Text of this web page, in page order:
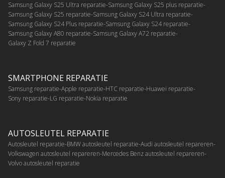
Samsung Galaxy S25 Ultra reparatie Samsung Galaxy S25 plus reparatie
Samsung Galaxy S25 reparatie Samsung Galaxy S24 Ultra reparatie
Samsung Galaxy S24 Plus reparatie Samsung Galaxy S24 reparatie
Samsung Galaxy A80 reparatie Samsung Galaxy A72 reparatie
Galaxy Z Fold 7 reparatie
SMARTPHONE REPARATIE
Samsung reparatie Apple reparatie HTC reparatie Huawei reparatie
Sony reparatie LG reparatie Nokia reparatie
AUTOSLEUTEL REPARATIE
Autosleutel reparatie BMW autosleutel reparatie Audi autosleutel repareren
Volkswagen autosleutel repareren Mercedes Benz autosleutel repareren
Volvo autosleutel reparatie